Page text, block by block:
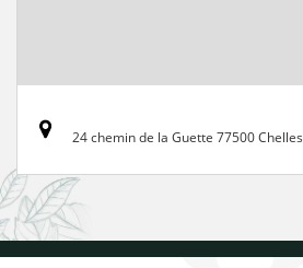
24 chemin de la Guette 77500 Chelles